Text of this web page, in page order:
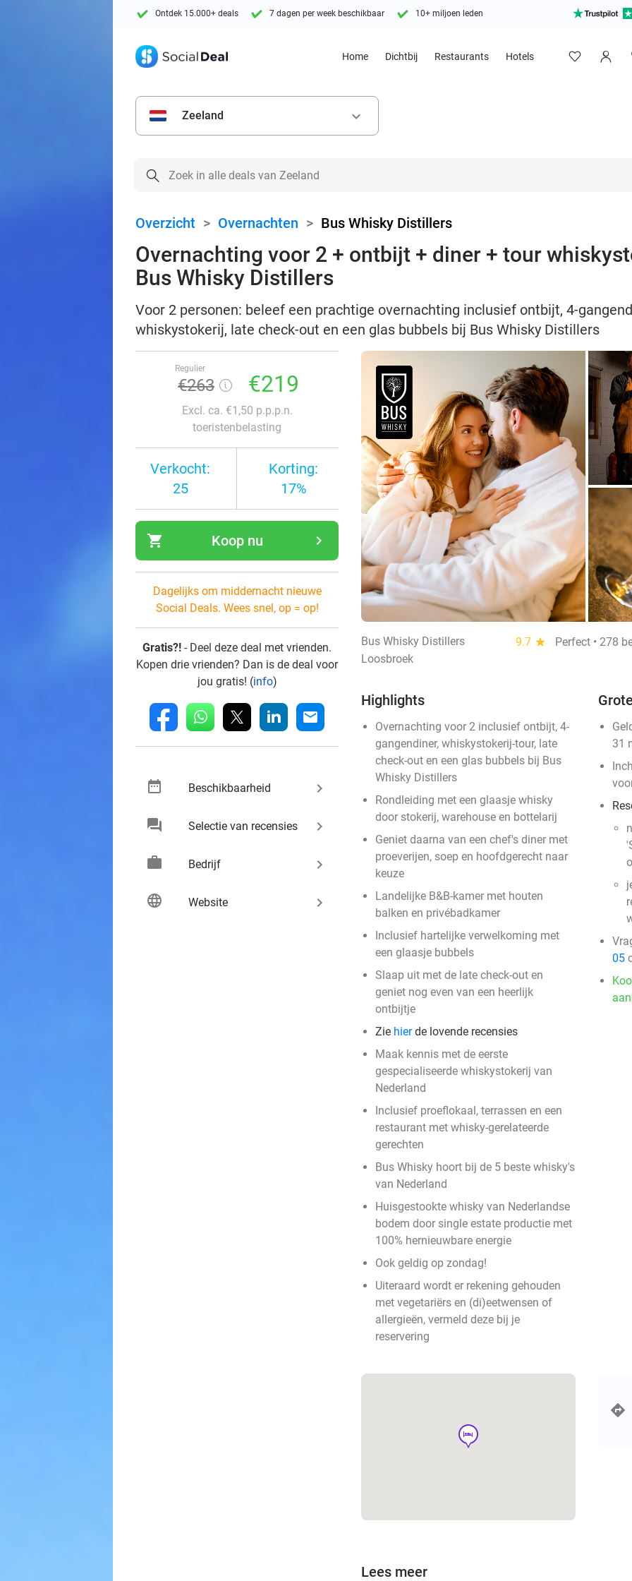
Ontdek 15.000+ deals 7 dagen per week beschikbaar 10+ miljoen leden
Home Dichtbij Restaurants Hotels
Zeeland keyboard_arrow_down
Overzicht > Overnachten > Bus Whisky Distillers
Overnachting voor 2 + ontbijt + diner + tour
Bus Whisky Distillers
Voor 2 personen: beleef een prachtige overnachting inclusief ontbijt, 4-
whiskystokerij, late check-out en een glas bubbels bij Bus Whisky Distillers
Regulier
€263 €219
Excl. ca. €1,50 p.p.p.n.
toeristenbelasting
Verkocht:
25
Korting:
17%
shopping_cart navigate_next
Koop nu
Dagelijks om middernacht nieuwe
Social Deals. Wees snel, op = op!
Gratis?! - Deel deze deal met vrienden.
Kopen drie vrienden? Dan is de deal voor
jou gratis! (info)
fb whatsapp linkedin mail
date_range Beschikbaarheid keyboard_arrow_right
chat Selectie van recensies keyboard_arrow_right
work Bedrijf keyboard_arrow_right
language Website keyboard_arrow_right
Bus Whisky Distillers 9.7 star
Perfect • 278
Loosbroek
Highlights
Overnachting voor 2 inclusief ontbijt, 4-
gangendiner, whiskystokerij-tour, late
check-out en een glas bubbels bij Bus
Whisky Distillers
Rondleiding met een glaasje whisky
door stokerij, warehouse en bottelarij
Geniet daarna van een chef's diner met
proeverijen, soep en hoofdgerecht naar
keuze
Landelijke B&B-kamer met houten
balken en privébadkamer
Inclusief hartelijke verwelkoming met
een glaasje bubbels
Slaap uit met de late check-out en
geniet nog even van een heerlijk
ontbijtje
Zie hierde lovende recensies
Maak kennis met de eerste
gespecialiseerde whiskystokerij van
Nederland
Inclusief proeflokaal, terrassen en een
restaurant met whisky-gerelateerde
gerechten
Bus Whisky hoort bij de 5 beste whisky's
van Nederland
Huisgestookte whisky van Nederlandse
bodem door single estate productie met
100% hernieuwbare energie
Ook geldig op zondag!
Uiteraard wordt er rekening gehouden
met vegetariërs en (di)eetwensen of
allergieën, vermeld deze bij je
reservering
31
05
hotel
Lees meer